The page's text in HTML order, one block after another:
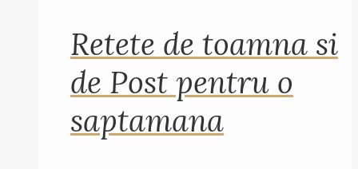
Retete de toamna si
de Post pentru o
saptamana